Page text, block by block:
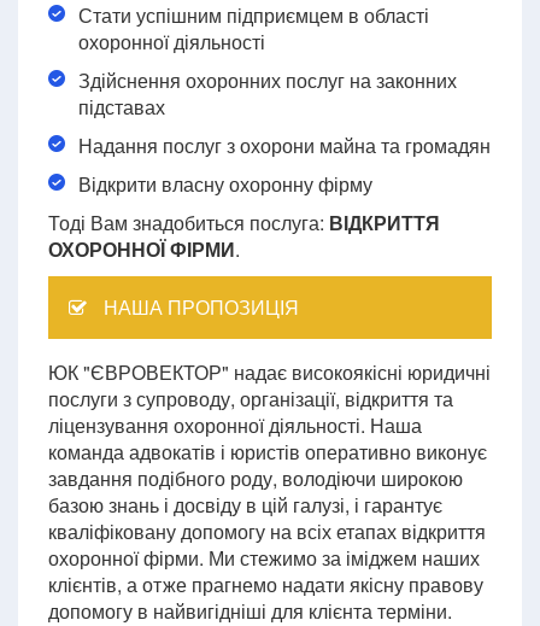
Стати успішним підприємцем в області
охоронної діяльності
Здійснення охоронних послуг на законних
підставах
Надання послуг з охорони майна та громадян
Відкрити власну охоронну фірму
Тоді Вам знадобиться послуга: ВІДКРИТТЯ
ОХОРОННОЇ ФІРМИ.
НАША ПРОПОЗИЦІЯ
ЮК "ЄВРОВЕКТОР" надає високоякісні юридичні
послуги з супроводу, організації, відкриття та
ліцензування охоронної діяльності. Наша
команда адвокатів і юристів оперативно виконує
завдання подібного роду, володіючи широкою
базою знань і досвіду в цій галузі, і гарантує
кваліфіковану допомогу на всіх етапах відкриття
охоронної фірми. Ми стежимо за іміджем наших
клієнтів, а отже прагнемо надати якісну правову
допомогу в найвигідніші для клієнта терміни.